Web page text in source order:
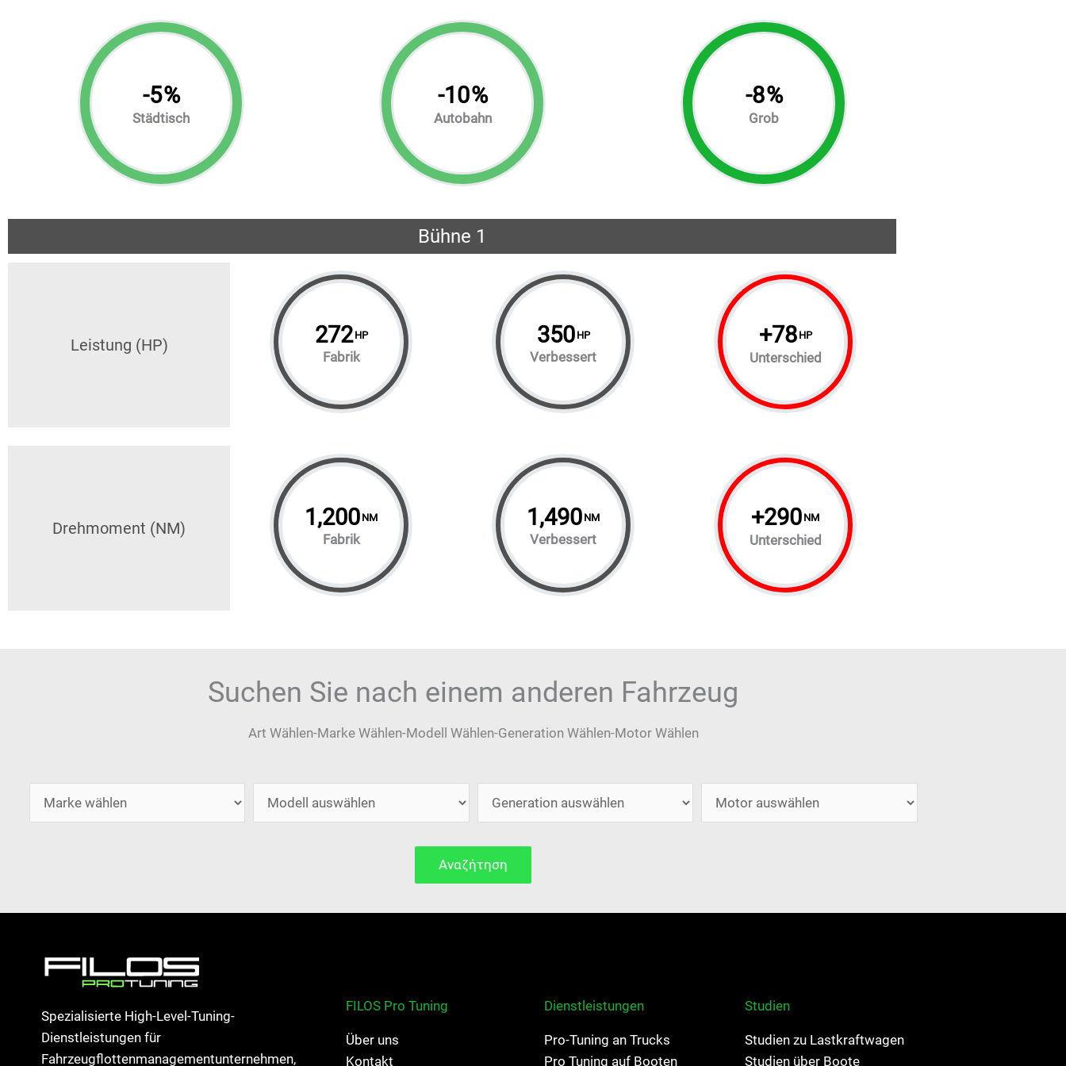
-5%
Städtisch
-10%
Autobahn
-8%
Grob
Bühne 1
Leistung (HP) 272 HP
Fabrik
350 HP
Verbessert
+78 HP
Unterschied
Drehmoment (NM) 1,200 NM
Fabrik
1,490 NM
Verbessert
+290 NM
Unterschied
Suchen Sie nach einem anderen Fahrzeug
Art Wählen-Marke Wählen-Modell Wählen-Generation Wählen-Motor Wählen
Αναζήτηση
Spezialisierte High-Level-Tuning-
Dienstleistungen für
Fahrzeugflottenmanagementunternehmen,
FILOS Pro Tuning
Über uns
Kontakt
Dienstleistungen
Pro-Tuning an Trucks
Pro Tuning auf Booten
Studien
Studien zu Lastkraftwagen
Studien über Boote